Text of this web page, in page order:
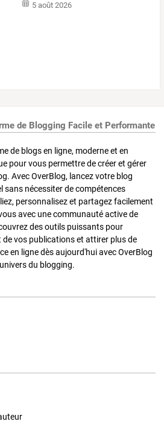
5 août 2026
de Blogging Facile et Performante
de blogs en ligne, moderne et en
pour vous permettre de créer et gérer
Avec OverBlog, lancez votre blog
sans nécessiter de compétences
personnalisez et partagez facilement
avec une communauté active de
des outils puissants pour
vos publications et attirer plus de
en ligne dès aujourd'hui avec OverBlog
du blogging.